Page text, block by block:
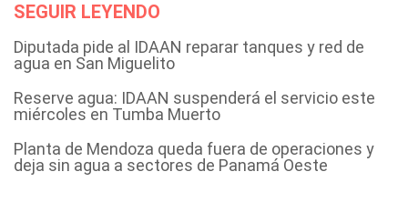
SEGUIR LEYENDO
Diputada pide al IDAAN reparar tanques y red de
agua en San Miguelito
Reserve agua: IDAAN suspenderá el servicio este
miércoles en Tumba Muerto
Planta de Mendoza queda fuera de operaciones y
deja sin agua a sectores de Panamá Oeste